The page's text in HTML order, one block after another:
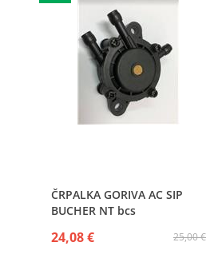
ČRPALKA GORIVA AC SIP
BUCHER NT bcs
25,00 €
24,08 €